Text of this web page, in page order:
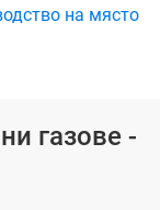
на място
газове -